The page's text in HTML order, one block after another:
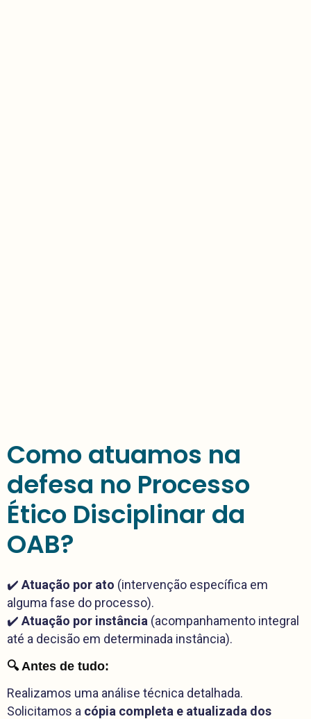
Como atuamos na
defesa no Processo
Ético Disciplinar da
OAB?
✔️ Atuação por ato (intervenção específica em
alguma fase do processo).
✔️ Atuação por instância (acompanhamento integral
até a decisão em determinada instância).
🔍 Antes de tudo:
Realizamos uma análise técnica detalhada.
Solicitamos a cópia completa e atualizada dos